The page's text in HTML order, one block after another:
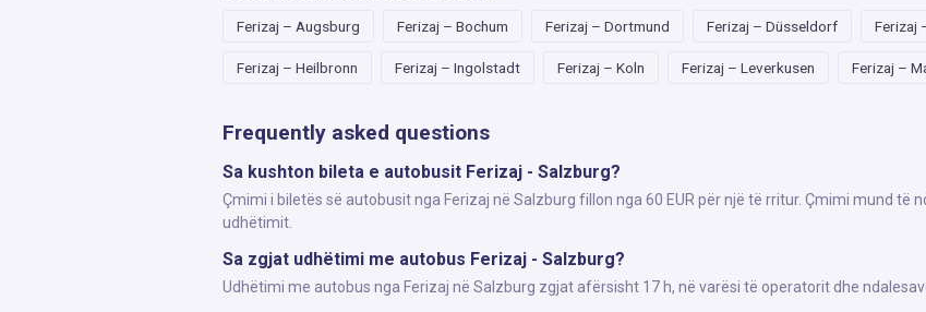
Ferizaj – Augsburg Ferizaj – Bochum Ferizaj – Dortmund Ferizaj – Düsseldorf Ferizaj
Ferizaj – Heilbronn Ferizaj – Ingolstadt Ferizaj – Koln Ferizaj – Leverkusen Ferizaj –
Frequently asked questions
Sa kushton bileta e autobusit Ferizaj - Salzburg?
Çmimi i biletës së autobusit nga Ferizaj në Salzburg fillon nga 60 EUR për një të rritur. Çmimi mund të
udhëtimit.
Sa zgjat udhëtimi me autobus Ferizaj - Salzburg?
Udhëtimi me autobus nga Ferizaj në Salzburg zgjat afërsisht 17 h, në varësi të operatorit dhe